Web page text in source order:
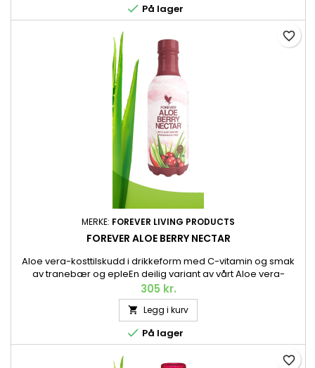
 På lager
MERKE: FOREVER LIVING PRODUCTS
FOREVER ALOE BERRY NECTAR
Aloe vera-kosttilskudd i drikkeform med C-vitamin og smak
av tranebær og epleEn deilig variant av vårt Aloe vera-
kosttilskudd i drikkeform. Akkurat som originalen består
Forever Aloe Berry Nectar av den fineste indre gelen fra
håndhøstet Aloe vera av høyeste kvalitet, høstet når den er
perfekt moden. Inneholder også C-vitamin. Pant er inkludert
i...
305 kr.
 Legg i kurv
 På lager
favorite_border
favorite_border